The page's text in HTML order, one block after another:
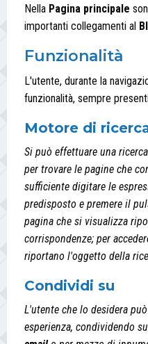
Nella Pagina principale
importanti collegamenti al
Funzionalità
L'utente, durante la
funzionalità, sempre
Motore di
Si può effettuare una
per trovare le pagine che
sufficiente digitare le
predisposto e premere il
pagina che si visualizza
corrispondenze; per
riportano l'oggetto della
Condividi su
L'utente che lo desidera
esperienza, condividendo su